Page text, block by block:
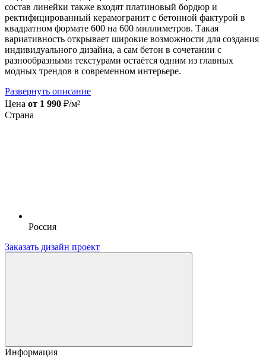
состав линейки также входят платиновый бордюр и
ректифицированный керамогранит с бетонной фактурой в
квадратном формате 600 на 600 миллиметров. Такая
вариативность открывает широкие возможности для создания
индивидуального дизайна, а сам бетон в сочетании с
разнообразными текстурами остаётся одним из главных
модных трендов в современном интерьере.
Развернуть описание
Цена от 1 990 ₽/м²
Страна
Россия
Заказать дизайн проект
Информация